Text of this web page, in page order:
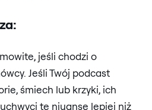
jeśli chodzi o
Jeśli Twój podcast
śmiech lub krzyki, ich
te niuanse lepiej niż